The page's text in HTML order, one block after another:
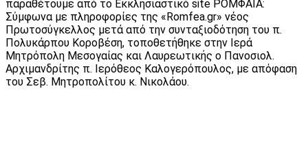
παραθέτουμε από το Εκκλησιαστικό site ΡΟΜΦΑΙΑ:
Σύμφωνα με πληροφορίες της «Romfea.gr» νέος
Πρωτοσύγκελλος μετά από την συνταξιοδότηση του π.
Πολυκάρπου Κοροβέση, τοποθετήθηκε στην Ιερά
Μητρόπολη Μεσογαίας και Λαυρεωτικής ο Πανοσιολ.
Αρχιμανδρίτης π. Ιερόθεος Καλογερόπουλος, με απόφαση
του Σεβ. Μητροπολίτου κ. Νικολάου.